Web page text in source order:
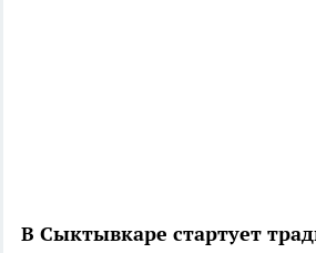
В Сыктывкаре стартует